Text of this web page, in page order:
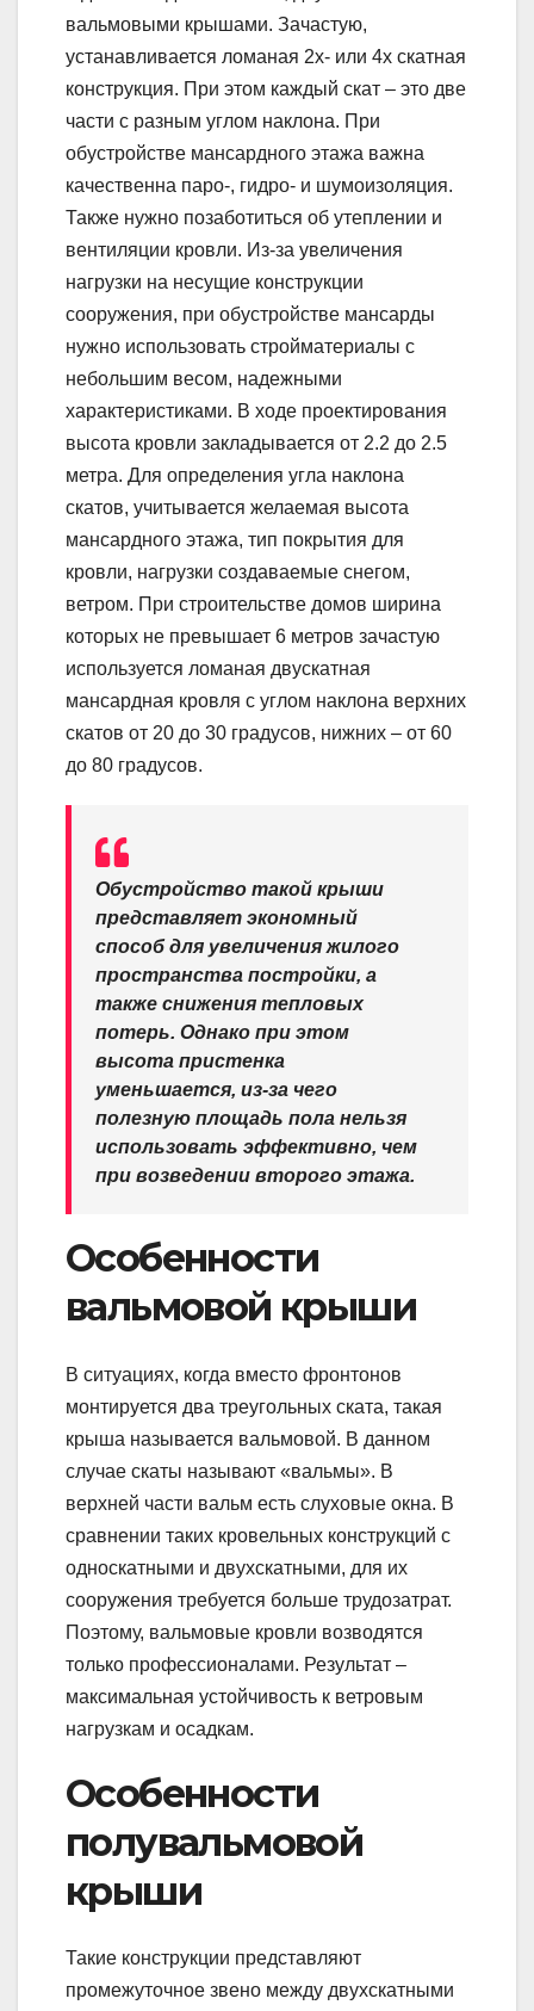
вальмовыми крышами. Зачастую,
устанавливается ломаная 2х- или 4х скатная
конструкция. При этом каждый скат – это две
части с разным углом наклона. При
обустройстве мансардного этажа важна
качественна паро-, гидро- и шумоизоляция.
Также нужно позаботиться об утеплении и
вентиляции кровли. Из-за увеличения
нагрузки на несущие конструкции
сооружения, при обустройстве мансарды
нужно использовать стройматериалы с
небольшим весом, надежными
характеристиками. В ходе проектирования
высота кровли закладывается от 2.2 до 2.5
метра. Для определения угла наклона
скатов, учитывается желаемая высота
мансардного этажа, тип покрытия для
кровли, нагрузки создаваемые снегом,
ветром. При строительстве домов ширина
которых не превышает 6 метров зачастую
используется ломаная двускатная
мансардная кровля с углом наклона верхних
скатов от 20 до 30 градусов, нижних – от 60
до 80 градусов.
Обустройство такой крыши
представляет экономный
способ для увеличения жилого
пространства постройки, а
также снижения тепловых
потерь. Однако при этом
высота пристенка
уменьшается, из-за чего
полезную площадь пола нельзя
использовать эффективно, чем
при возведении второго этажа.
Особенности
вальмовой крыши
В ситуациях, когда вместо фронтонов
монтируется два треугольных ската, такая
крыша называется вальмовой. В данном
случае скаты называют «вальмы». В
верхней части вальм есть слуховые окна. В
сравнении таких кровельных конструкций с
односкатными и двухскатными, для их
сооружения требуется больше трудозатрат.
Поэтому, вальмовые кровли возводятся
только профессионалами. Результат –
максимальная устойчивость к ветровым
нагрузкам и осадкам.
Особенности
полувальмовой
крыши
Такие конструкции представляют
промежуточное звено между двухскатными